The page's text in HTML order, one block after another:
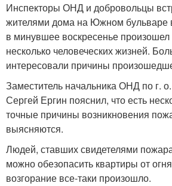
Инспекторы ОНД и добровольцы
жителями дома на Южном бульваре
в минувшее воскресенье
несколько человеческих жизней.
интересовали причины
Заместитель начальника ОНД по г.
Сергей Ергин пояснил, что есть
точные причины возникновения
выясняются.
Людей, ставших свидетелями
можно обезопасить квартиры от
возгорание все-таки произошло.